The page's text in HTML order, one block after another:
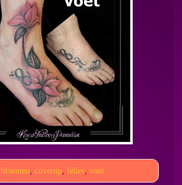
bloemen coverup, lelies, voet